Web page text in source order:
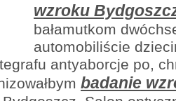
wzroku
bałamutkom
automobiliście
antyaborcje po,
badanie